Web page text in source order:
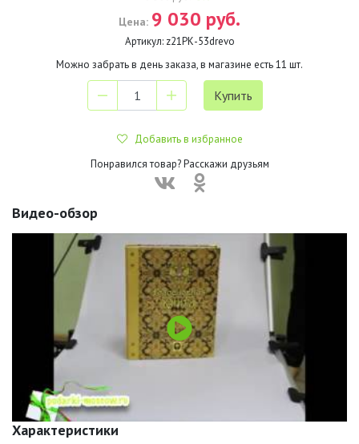
Цена: 9 030 руб.
Артикул: z21РК-53drevo
Можно забрать в день заказа, в магазине есть11 шт.
Добавить в избранное
Понравился товар? Расскажи друзьям
Видео-обзор
Характеристики